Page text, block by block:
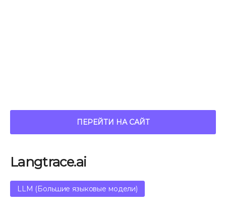
ПЕРЕЙТИ НА САЙТ
Langtrace.ai
LLM (Большие языковые модели)